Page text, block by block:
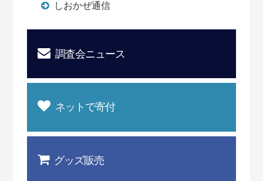
しおかぜ通信
調査会ニュース
ネットで寄付
グッズ販売